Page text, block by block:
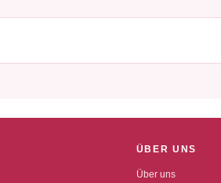
ÜBER UNS
Über uns